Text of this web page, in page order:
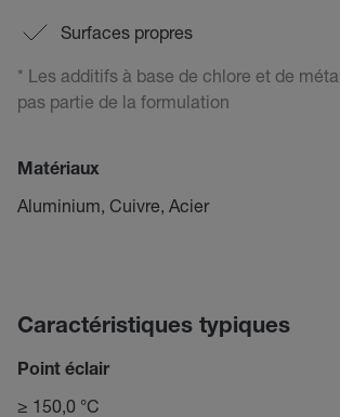
Surfaces propres
* Les additifs à base de chlore et de
pas partie de la formulation
Matériaux
Aluminium, Cuivre, Acier
Caractéristiques typiques
Point éclair
≥ 150,0 °C